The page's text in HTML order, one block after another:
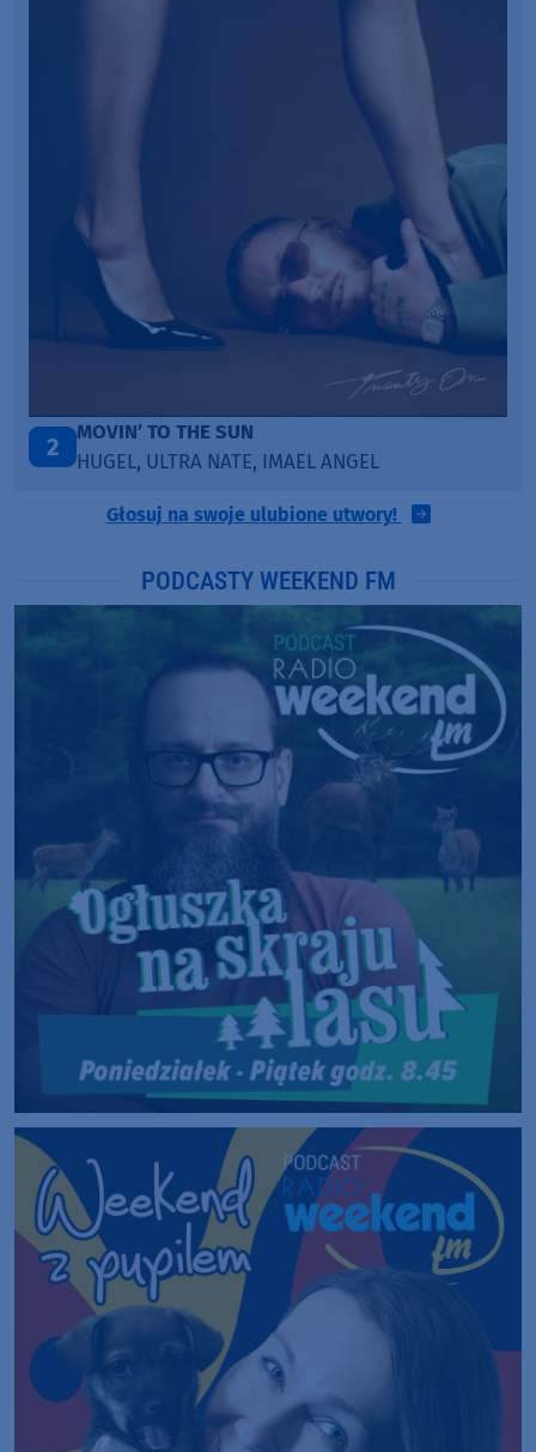
3
LEGENDARY LOVERS (SAVE ME)
KATY PERRY & CHIEF KEEF
Głosuj na swoje ulubione utwory!
PODCASTY WEEKEND FM